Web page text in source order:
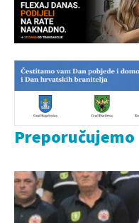
Preporučujemo